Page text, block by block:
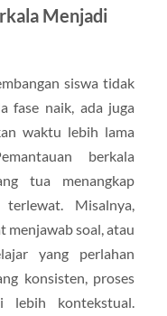
Menjadi
siswa tidak
fase naik, ada juga
waktu lebih lama
berkala
tua menangkap
Misalnya,
menjawab soal, atau
yang perlahan
konsisten, proses
lebih kontekstual.